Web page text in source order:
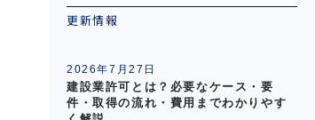
更新情報
2026年7月27日
建設業許可とは？必要なケース・要
件・取得の流れ・費用までわかりやす